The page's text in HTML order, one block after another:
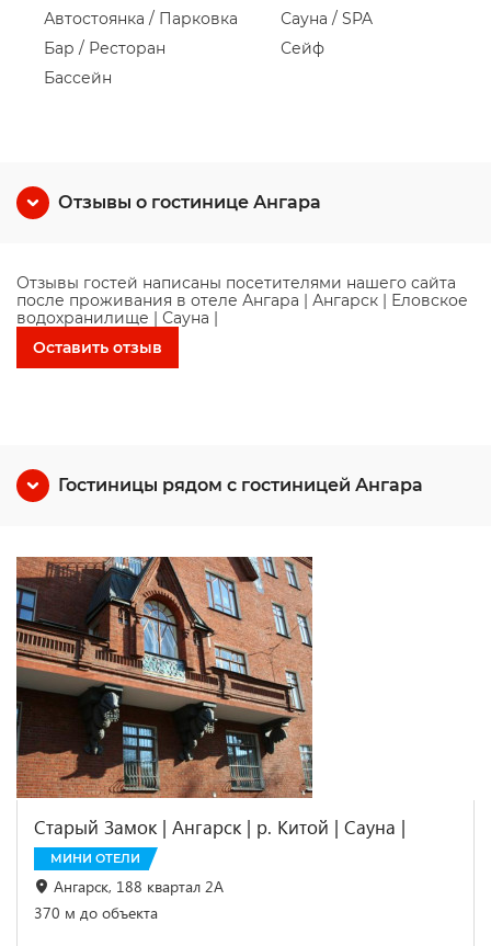
Автостоянка / Парковка
Бар / Ресторан
Бассейн
Сауна / SPA
Сейф
Отзывы о гостинице Ангара
Отзывы гостей написаны посетителями нашего сайта
после проживания в отеле Ангара | Ангарск | Еловское
водохранилище | Сауна |
Оставить отзыв
Гостиницы рядом с гостиницей Ангара
Старый Замок | Ангарск | р. Китой | Сауна |
МИНИ ОТЕЛИ
Ангарск, 188 квартал 2А
370 м до объекта